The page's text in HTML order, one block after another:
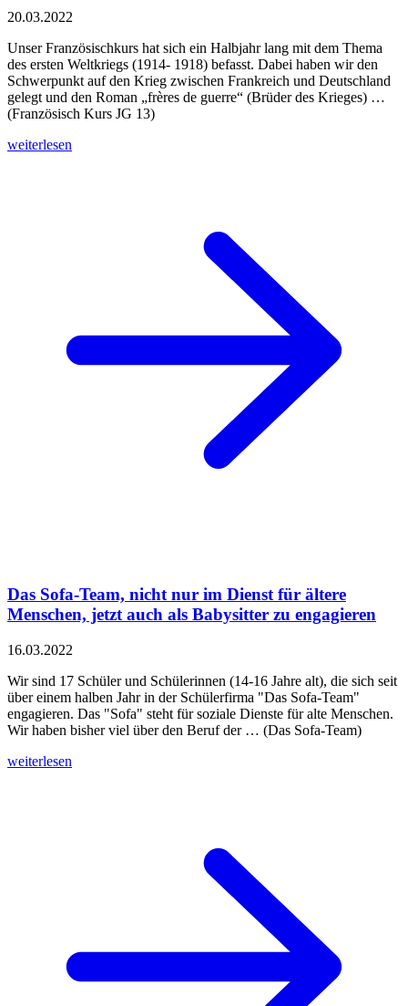
20.03.2022
Unser Französischkurs hat sich ein Halbjahr lang mit dem Thema
des ersten Weltkriegs (1914- 1918) befasst. Dabei haben wir den
Schwerpunkt auf den Krieg zwischen Frankreich und Deutschland
gelegt und den Roman „frères de guerre“ (Brüder des Krieges) …
(Französisch Kurs JG 13)
weiterlesen
Das Sofa-Team, nicht nur im Dienst für ältere
Menschen, jetzt auch als Babysitter zu engagieren
16.03.2022
Wir sind 17 Schüler und Schülerinnen (14-16 Jahre alt), die sich seit
über einem halben Jahr in der Schülerfirma "Das Sofa-Team"
engagieren. Das "Sofa" steht für soziale Dienste für alte Menschen.
Wir haben bisher viel über den Beruf der … (Das Sofa-Team)
weiterlesen